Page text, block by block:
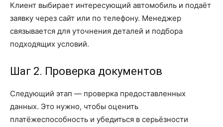
Клиент выбирает интересующий автомобиль и подаёт
заявку через сайт или по телефону. Менеджер
связывается для уточнения деталей и подбора
подходящих условий.
Шаг 2. Проверка документов
Следующий этап — проверка предоставленных
данных. Это нужно, чтобы оценить
платёжеспособность и убедиться в серьёзности